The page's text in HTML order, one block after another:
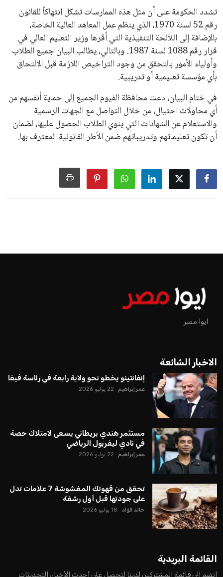
تشدد الحكومة على أن مثل هذه الممارسات تشكل انتهاكاً للقانون
رقم 52 لسنة 1970، الذي ينظم عمل المعاهد العالية الخاصة،
بالإضافة إلى اللائحة التنفيذية التي أقرها وزير التعليم العالي في
قرار رقم 1088 لسنة 1987. وبالتالي، يطالب البيان جميع الطلاب
وأولياء الأمور بالتحقق من وجود التراخيص اللازمة قبل الالتحاق
بأي مؤسسة تعليمية أو تدريبية.
في ختام البيان، دعت محافظة الفيوم الجميع إلى حماية أنفسهم من
أي محاولات احتيال، من خلال التواصل مع الجهات الرسمية
والاستعلام عن الشهادات التي ينوي الطلاب الحصول عليها، لضمان
أن تكون تعليماتهم وتدريباتهم ضمن الأطر القانونية المعترف بها.
إنفانتينو يخطو نحو ولاية رابعة في
عمر إبراهيم منذ 18 أيام
يبدو أن السويسري جياني إنفانتينو في طريقه للاحتفاظ بمنصبه
كرئيس للاتحاد الدولي لكرة القدم “فيفا” لفترة رابعة، بعد أن حصل
على تأييد واسع من أكثر من 200 اتحاد وطني من أصل 211 في
الجمعية العمومية. مما يعزز فرصته للفوز في الانتخابات المقررة عام
2027، ويجعله المرشح الأكثر حظًا حتى الآن.
لإنفانتينو في الآونة الأخيرة. حتى الآن، لم يتقدم أي مرشح منافس
في السباق الانتخابي، ولم تتمكن الأصوات المعارضة من التوصل إلى